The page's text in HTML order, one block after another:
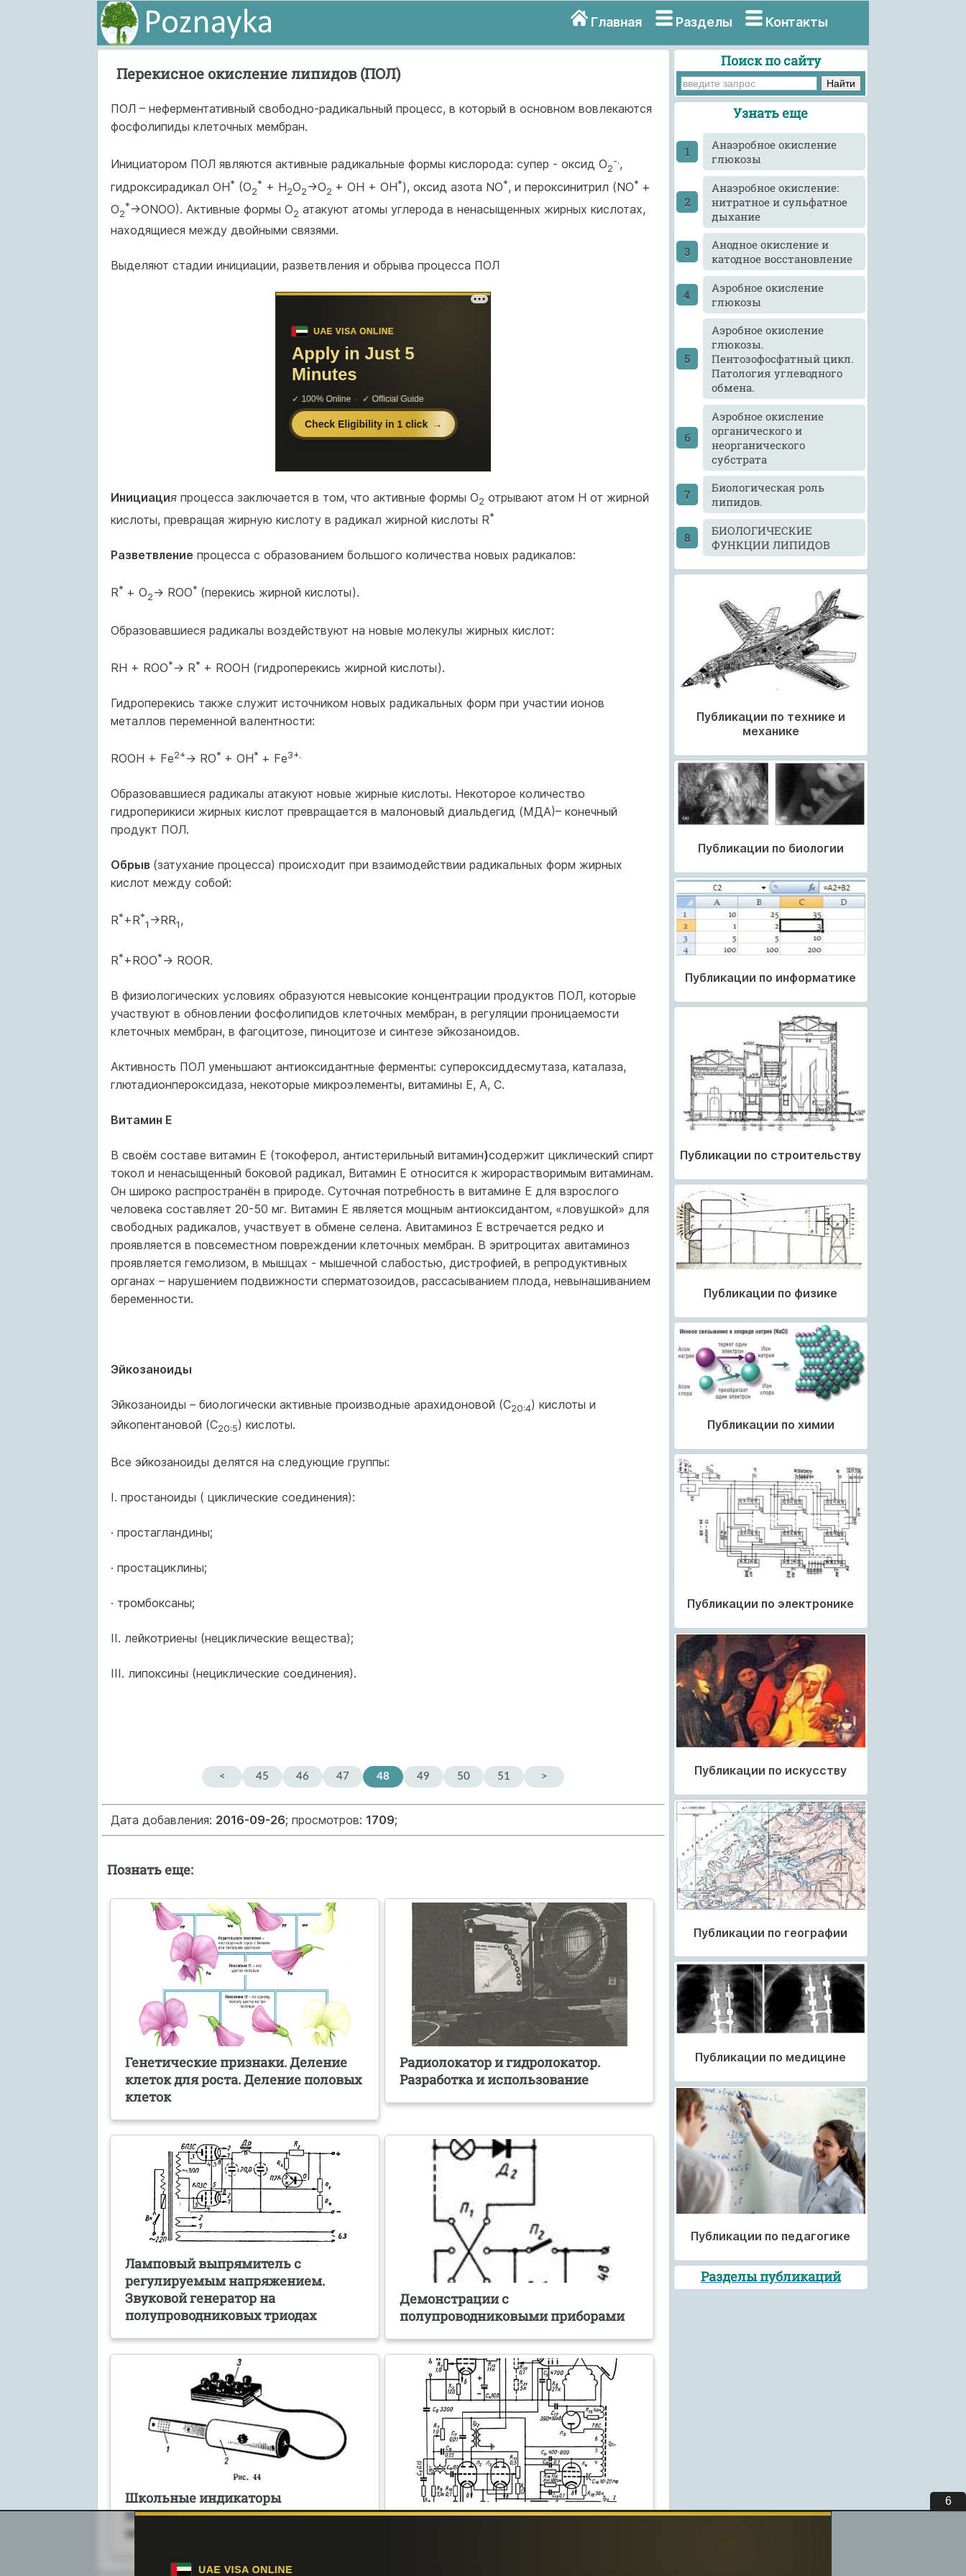
Главная Разделы Контакты
Перекисное окисление липидов (ПОЛ)
ПОЛ – неферментативный свободно-радикальный процесс, в который в основном вовлекаются
фосфолипиды клеточных мембран.
Инициатором ПОЛ являются активные радикальные формы кислорода: супер - оксид О2
-.,
гидроксирадикал ОН* (О2
* + Н2О2→О2 + ОН + ОН*), оксид азота NО*, и пероксинитрил (NO* +
О2
*→ОNОО). Активные формы О2 атакуют атомы углерода в ненасыщенных жирных кислотах,
находящиеся между двойными связями.
Выделяют стадии инициации, разветвления и обрыва процесса ПОЛ
Инициация процесса заключается в том, что активные формы О2 отрывают атом Н от жирной
кислоты, превращая жирную кислоту в радикал жирной кислоты R*
Разветвление процесса с образованием большого количества новых радикалов:
R* + О2→ RОО* (перекись жирной кислоты).
Образовавшиеся радикалы воздействуют на новые молекулы жирных кислот:
RН + RОО*→ R* + RООН (гидроперекись жирной кислоты).
Гидроперекись также служит источником новых радикальных форм при участии ионов
металлов переменной валентности:
RООН + Fе2+→ RО* + ОН* + Fе3+.
Образовавшиеся радикалы атакуют новые жирные кислоты. Некоторое количество
гидроперикиси жирных кислот превращается в малоновый диальдегид (МДА)– конечный
продукт ПОЛ.
Обрыв (затухание процесса) происходит при взаимодействии радикальных форм жирных
кислот между собой:
R*+R*
1 →RR1,
R*+RОО*→ RООR.
В физиологических условиях образуются невысокие концентрации продуктов ПОЛ, которые
участвуют в обновлении фосфолипидов клеточных мембран, в регуляции проницаемости
клеточных мембран, в фагоцитозе, пиноцитозе и синтезе эйкозаноидов.
Активность ПОЛ уменьшают антиоксидантные ферменты: супероксиддесмутаза, каталаза,
глютадионпероксидаза, некоторые микроэлементы, витамины Е, А, С.
Витамин Е
В своём составе витамин Е (токоферол, антистерильный витамин)содержит циклический спирт
токол и ненасыщенный боковой радикал, Витамин Е относится к жирорастворимым витаминам.
Он широко распространён в природе. Суточная потребность в витамине Е для взрослого
человека составляет 20-50 мг. Витамин Е является мощным антиоксидантом, «ловушкой» для
свободных радикалов, участвует в обмене селена. Авитаминоз Е встречается редко и
проявляется в повсеместном повреждении клеточных мембран. В эритроцитах авитаминоз
проявляется гемолизом, в мышцах - мышечной слабостью, дистрофией, в репродуктивных
органах – нарушением подвижности сперматозоидов, рассасыванием плода, невынашиванием
беременности.
Эйкозаноиды
Эйкозаноиды – биологически активные производные арахидоновой (С20:4) кислоты и
эйкопентановой (С20:5) кислоты.
Все эйкозаноиды делятся на следующие группы:
I. простаноиды ( циклические соединения):
· простагландины;
· простациклины;
· тромбоксаны;
II. лейкотриены (нециклические вещества);
III. липоксины (нециклические соединения).
< 45 46 47 48 49 50 51 >
Дата добавления: 2016-09-26; просмотров: 1709;
Познать еще:
Генетические признаки. Деление
клеток для роста. Деление половых
клеток
Радиолокатор и гидролокатор.
Разработка и использование
Ламповый выпрямитель с
регулируемым напряжением.
Звуковой генератор на
полупроводниковых триодах
Демонстрации с
полупроводниковыми приборами
Школьные индикаторы
напряженности и индукции
магнитного поля
Осциллограф из неполноценного
Поиск по сайту
Узнать еще
Анаэробное окисление
глюкозы
Анаэробное окисление:
нитратное и сульфатное
дыхание
Анодное окисление и
катодное восстановление
Аэробное окисление
глюкозы
Аэробное окисление
глюкозы.
Пентозофосфатный цикл.
Патология углеводного
обмена.
Аэробное окисление
органического и
неорганического
субстрата
Биологическая роль
липидов.
БИОЛОГИЧЕСКИЕ
ФУНКЦИИ ЛИПИДОВ
Публикации по технике и
механике
Публикации по биологии
Публикации по информатике
Публикации по строительству
Публикации по физике
Публикации по химии
Публикации по электронике
Публикации по искусству
Публикации по географии
Публикации по медицине
Публикации по педагогике
Разделы публикаций
5